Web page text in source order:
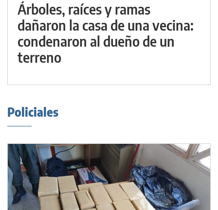
Árboles, raíces y ramas
dañaron la casa de una vecina:
condenaron al dueño de un
terreno
Policiales